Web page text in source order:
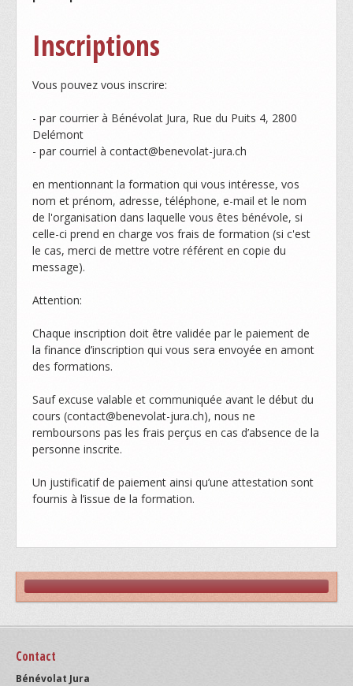
Inscriptions
Vous pouvez vous inscrire:
- par courrier à Bénévolat Jura, Rue du Puits 4, 2800
Delémont
- par courriel à contact@benevolat-jura.ch
en mentionnant la formation qui vous intéresse, vos
nom et prénom, adresse, téléphone, e-mail et le nom
de l'organisation dans laquelle vous êtes bénévole, si
celle-ci prend en charge vos frais de formation (si c'est
le cas, merci de mettre votre référent en copie du
message).
Attention:
Chaque inscription doit être validée par le paiement de
la finance d’inscription qui vous sera envoyée en amont
des formations.
Sauf excuse valable et communiquée avant le début du
cours (contact@benevolat-jura.ch), nous ne
remboursons pas les frais perçus en cas d’absence de la
personne inscrite.
Un justificatif de paiement ainsi qu’une attestation sont
fournis à l’issue de la formation.
Contact
Bénévolat Jura